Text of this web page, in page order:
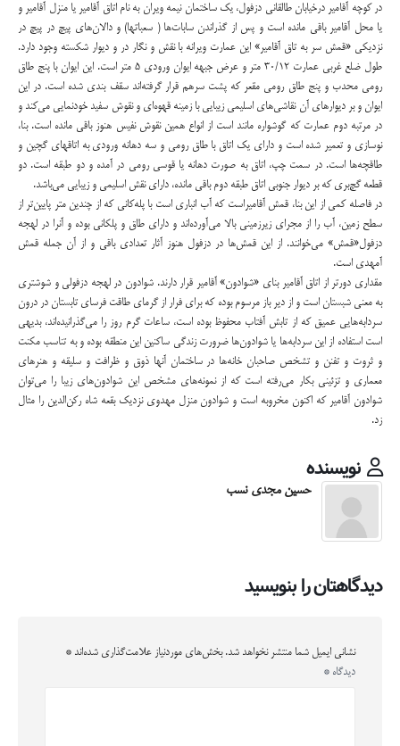
در کوچه آقامیر درخیابان طالقانی دزفول، یک ساختمان نیمه ویران به نام اتاق آقامیر یا منزل آقامیر و
یا محل آقامیر باقی مانده است و پس از گذراندن سابات‌ها ( سعباتها) و دالان‌های پیچ در پیچ در
نزدیکی «قمش سر به تاق آقامیر» این عمارت ویرانه با نقش و نگار در و دیوار شکسته وجود دارد.
طول ضلع غربی عمارت ۳۰/۱۲ متر و عرض جبهه ایوان ورودی ۵ متر است. این ایوان با پنج طاق
رومی محدب و پنج طاق رومی مقعر که پشت سرهم قرار گرفته‌اند سقف بندی شده است. در این
ایوان و بر دیوارهای آن نقاشی‌های اسلیمی زیبایی با زمینه قهوه‌ای و نقوش سفید خودنمایی می‌کند و
در مرتبه دوم عمارت که گوشواره مانند است از انواع همین نقوش نفیس هنوز باقی مانده است. بنا،‌
نوسازی و تعمیر شده است و دارای یک اتاق با طاق رومی و سه دهانه ورودی به اتاقهای گچین و
طاقچه‌ها است. در سمت چپ، اتاق به صورت دهانه یا قوسی رومی در آمده و دو طبقه است. دو
قطعه گچ‌بری که بر دیوار جنوبی اتاق طبقه دوم باقی مانده، دارای نقش اسلیمی و زیبایی می‌باشد.
در فاصله کمی از این بنا، قمش آقامیراست که آب انباری است با پله‌کانی که از چندین متر پایین‌تر از
سطح زمین، آب را از مجرای زیرزمینی بالا می‌آورده‌اند و دارای طاق و پلکانی بوده و آنرا در لهجه
دزفول«قمش» می‌خوانند. از این قمش‌ها در دزفول هنوز آثار تعدادی باقی و از آن جمله قمش
آمهدی است.
مقداری دور‌تر از اتاق آقامیر بنای «شوادون» آقامیر قرار دارند. شوادون در لهجه دزفولی و شوشتری
به معنی شبستان است و از دیر باز مرسوم بوده که برای فرار از گرمای طاقت فرسای تابستان در درون
سردابه‌هایی عمیق که از تابش آفتاب محفوظ بوده است، ساعات گرم روز را می‌گذرانیده‌اند، بدیهی
است استفاده از این سردابه‌ها یا شوادون‌ها ضرورت زندگی ساکنین این منطقه بوده و به تناسب مکنت
و ثروت و تفنن و تشخص صاحبان خانه‌ها در ساختمان آنها ذوق و ظرافت و سلیقه و هنرهای
معماری و تزئینی بکار می‌رفته است که از نمونه‌های مشخص این شوادون‌های زیبا را می‌توان
شوادون آقامیر که اکنون مخروبه است و شوادون منزل مهدوی نزدیک بقعه شاه رکن‌الدین را مثال
زد.
نویسنده
حسین مجدی نسب
دیدگاهتان را بنویسید
نشانی ایمیل شما منتشر نخواهد شد. بخش‌های موردنیاز علامت‌گذاری شده‌اند *
دیدگاه *